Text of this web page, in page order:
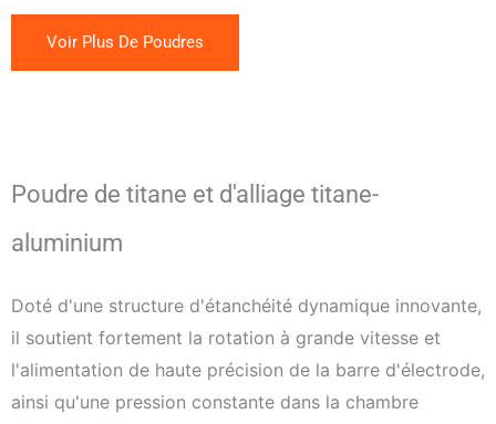
Voir Plus De Poudres
Poudre de titane et d'alliage titane-
aluminium
Doté d'une structure d'étanchéité dynamique innovante,
il soutient fortement la rotation à grande vitesse et
l'alimentation de haute précision de la barre d'électrode,
ainsi qu'une pression constante dans la chambre